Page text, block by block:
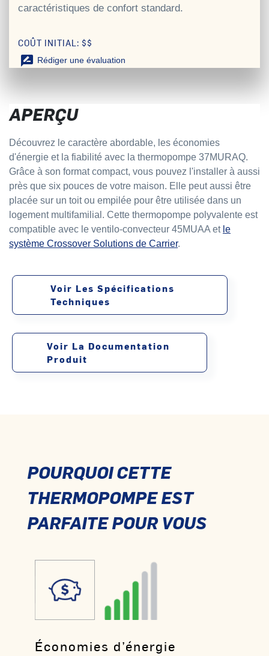
caractéristiques de confort standard.
COÛT INITIAL: $$
rate_review Rédiger une évaluation
APERÇU
Découvrez le caractère abordable, les économies
d'énergie et la fiabilité avec la thermopompe 37MURAQ.
Grâce à son format compact, vous pouvez l'installer à aussi
près que six pouces de votre maison. Elle peut aussi être
placée sur un toit ou empilée pour être utilisée dans un
logement multifamilial. Cette thermopompe polyvalente est
compatible avec le ventilo-convecteur 45MUAA et le
système Crossover Solutions de Carrier.
Voir Les Spécifications
Techniques
Voir La Documentation
Produit
POURQUOI CETTE
THERMOPOMPE EST
PARFAITE POUR VOUS
Économies d’énergie